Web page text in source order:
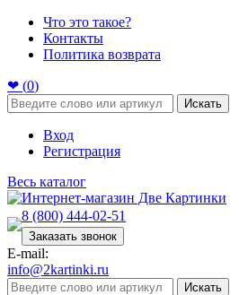
Что это такое?
Контакты
Политика возврата
❤ (0)
Искать
Вход
Регистрация
Весь каталог
8 (800) 444-02-51
Заказать звонок
E-mail:
info@2kartinki.ru
Искать